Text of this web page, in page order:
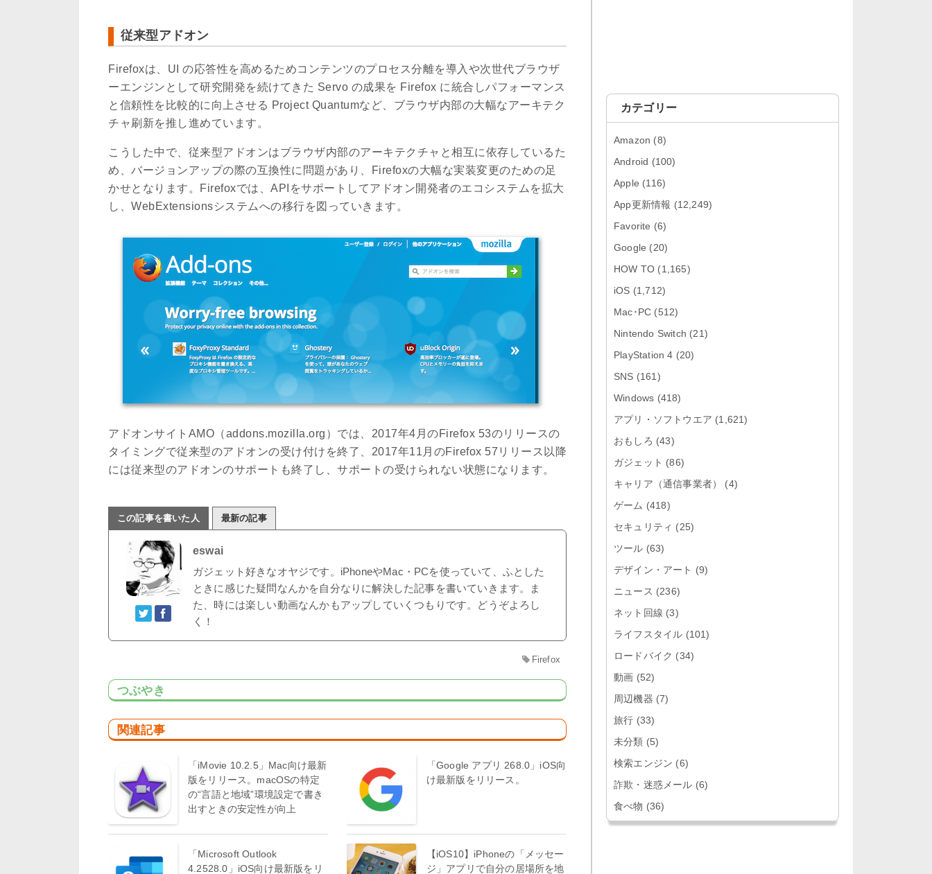
従来型アドオン
Firefoxは、UI の応答性を高めるためコンテンツのプロセス分離を導入や次世代ブラウザ
ーエンジンとして研究開発を続けてきた Servo の成果を Firefox に統合しパフォーマンス
と信頼性を比較的に向上させる Project Quantumなど、ブラウザ内部の大幅なアーキテク
チャ刷新を推し進めています。
こうした中で、従来型アドオンはブラウザ内部のアーキテクチャと相互に依存しているた
め、バージョンアップの際の互換性に問題があり、Firefoxの大幅な実装変更のための足
かせとなります。Firefoxでは、APIをサポートしてアドオン開発者のエコシステムを拡大
し、WebExtensionsシステムへの移行を図っていきます。
アドオンサイトAMO（addons.mozilla.org）では、2017年4月のFirefox 53のリリースの
タイミングで従来型のアドオンの受け付けを終了、2017年11月のFirefox 57リリース以降
には従来型のアドオンのサポートも終了し、サポートの受けられない状態になります。
この記事を書いた人 最新の記事
eswai
ガジェット好きなオヤジです。iPhoneやMac・PCを使っていて、ふとした
ときに感じた疑問なんかを自分なりに解決した記事を書いていきます。ま
た、時には楽しい動画なんかもアップしていくつもりです。どうぞよろし
く！
Firefox
つぶやき
関連記事
「iMovie 10.2.5」Mac向け最新
版をリリース。macOSの特定
の“言語と地域”環境設定で書き
出すときの安定性が向上
「Google アプリ 268.0」iOS向
け最新版をリリース。
「Microsoft Outlook
4.2528.0」iOS向け最新版をリ
【iOS10】iPhoneの「メッセー
ジ」アプリで自分の居場所を地
版をリリース。AIプロ...
イバル 26.40」iOS向...
ザ 151.0.7922....
向け最新版...
「Google カレンダー 26.29.4」iOS
向け最新版をリリース。...
「Instagram 441.0.0」iOS向け最新
「Google ドライブ - 安全なオンラ
「Google 翻訳 10.31.311」iOS向
「Microsoft Excel 2.112.3」iOS向
カテゴリー
Amazon (8)
Android (100)
Apple (116)
App更新情報 (12,249)
Favorite (6)
Google (20)
HOW TO (1,165)
iOS (1,712)
Mac･PC (512)
Nintendo Switch (21)
PlayStation 4 (20)
SNS (161)
Windows (418)
アプリ・ソフトウエア (1,621)
おもしろ (43)
ガジェット (86)
キャリア（通信事業者）
(4)
ゲーム (418)
セキュリティ (25)
ツール (63)
デザイン・アート (9)
ニュース (236)
ネット回線 (3)
ライフスタイル (101)
ロードバイク (34)
動画 (52)
周辺機器 (7)
旅行 (33)
未分類 (5)
検索エンジン (6)
詐欺・迷惑メール (6)
食べ物 (36)